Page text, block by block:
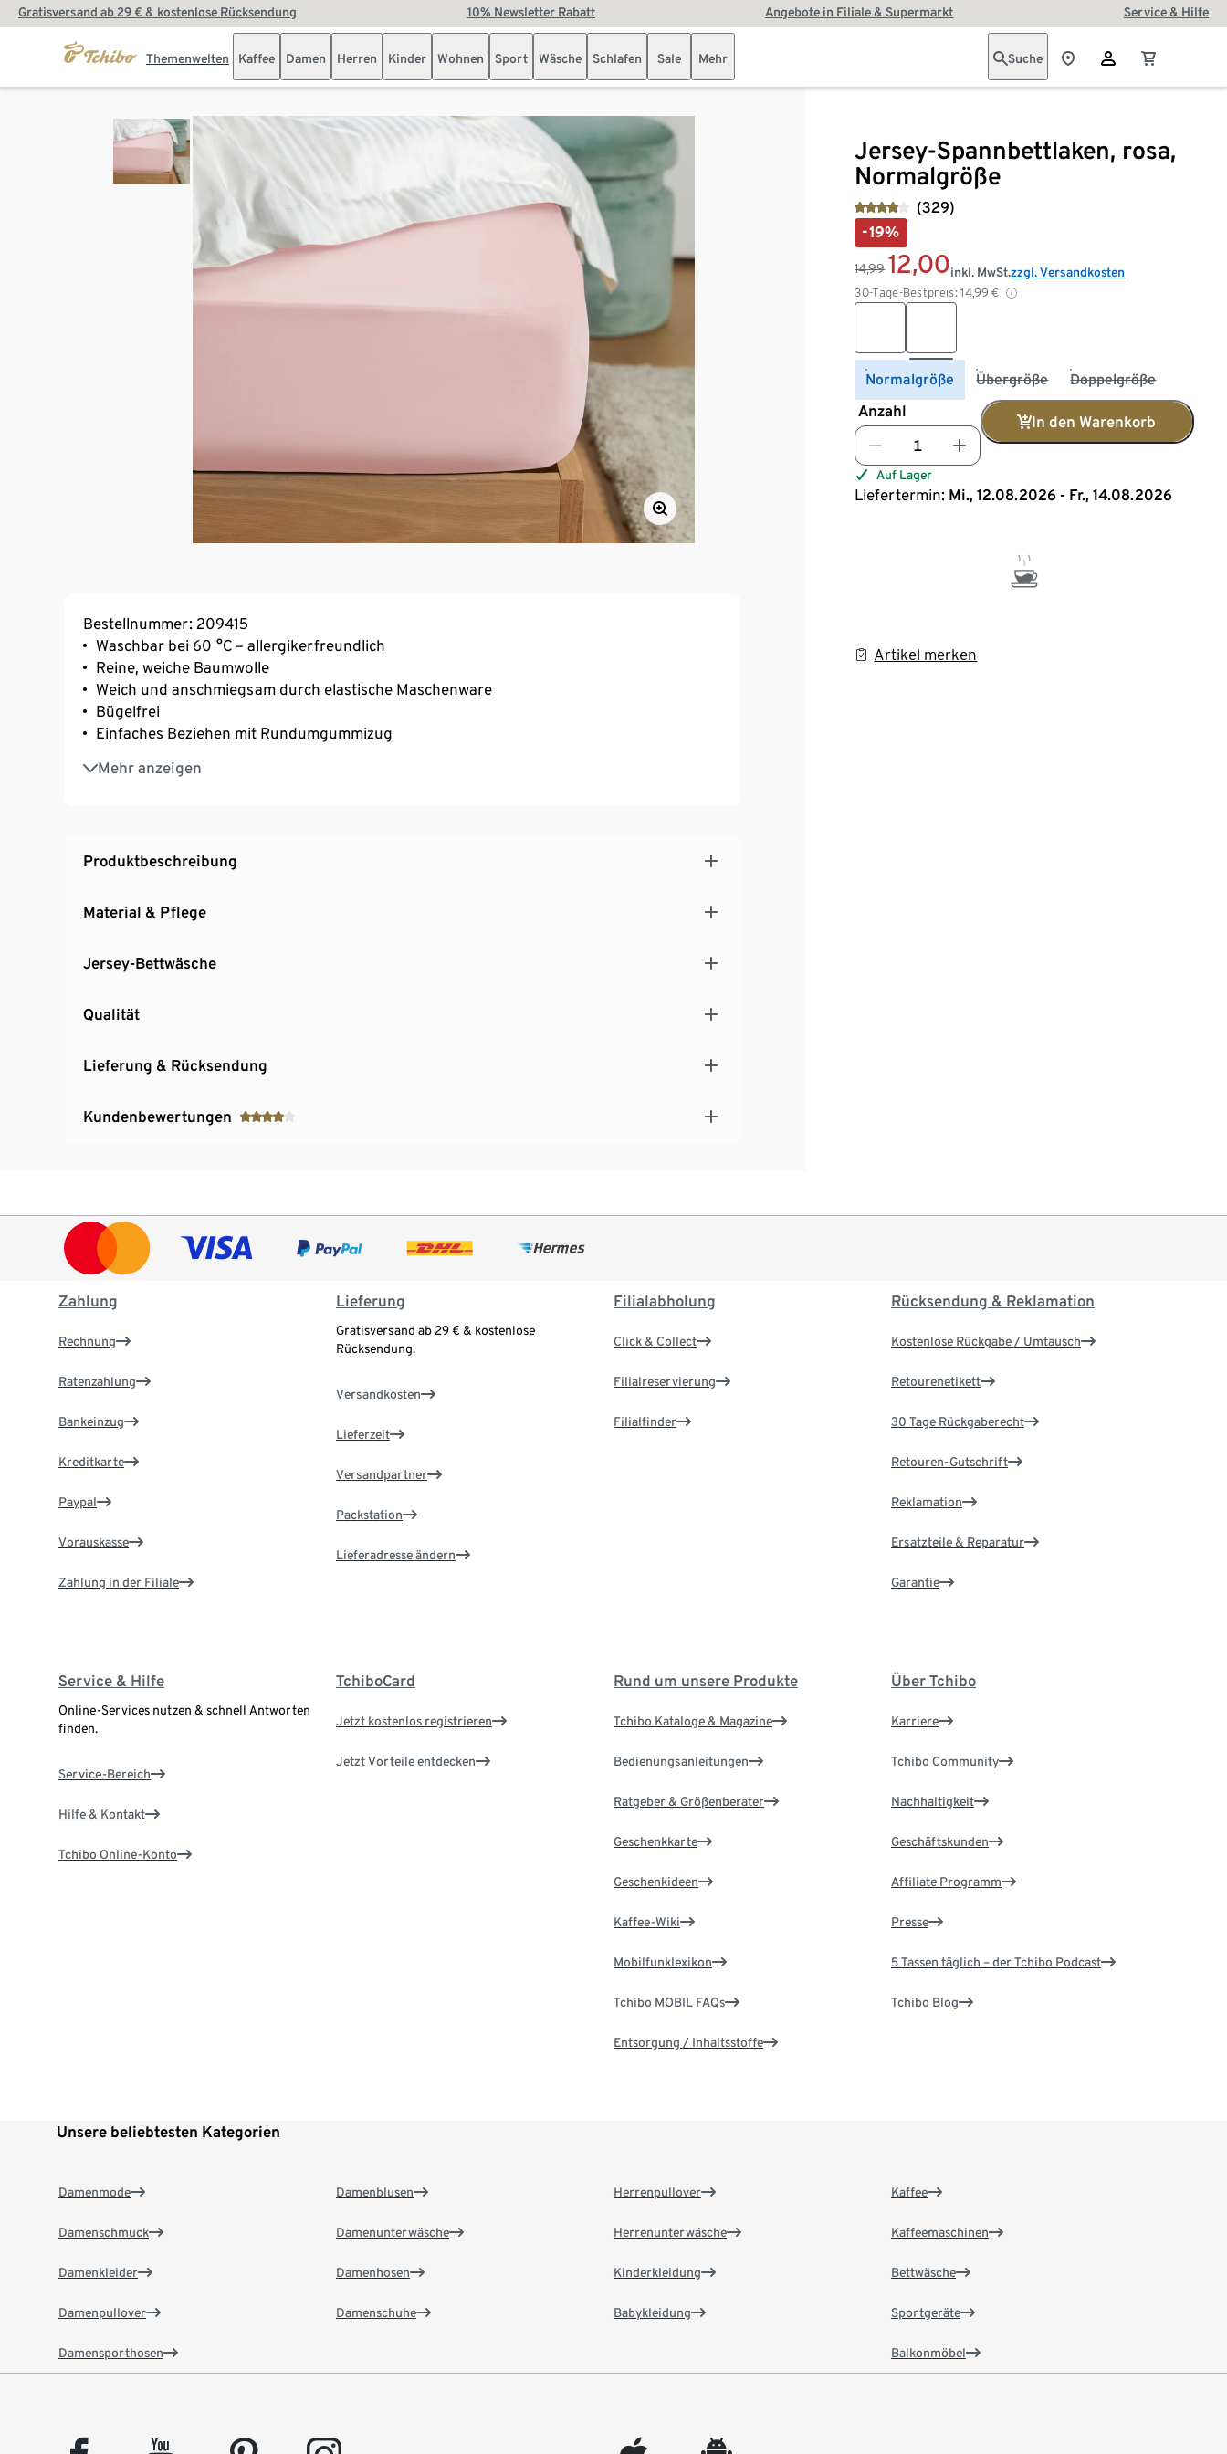
Gratisversand ab 29 € & kostenlose Rücksendung 10% Newsletter Rabatt Angebote in Filiale & Supermarkt Service & Hilfe
Themenwelten Kaffee Damen Herren Kinder Wohnen Sport Wäsche Schlafen Sale Mehr Suche
Jersey-Spannbettlaken, rosa,
Normalgröße
(329)
-19%
14,99 12,00
30-Tage-Bestpreis: 14,99 €
inkl. MwSt.zzgl. Versandkosten
Normalgröße Übergröße Doppelgröße
Anzahl
In den Warenkorb
Auf Lager
Liefertermin: Mi., 12.08.2026 - Fr., 14.08.2026
Artikel merken
Bestellnummer: 209415
Waschbar bei 60 °C – allergikerfreundlich
Reine, weiche Baumwolle
Weich und anschmiegsam durch elastische Maschenware
Bügelfrei
Einfaches Beziehen mit Rundumgummizug
Mehr anzeigen
Geeignet für Matratzen mit einer Höhe von bis zu 20 cm
Produktbeschreibung
Material & Pflege
Jersey-Bettwäsche
Qualität
Lieferung & Rücksendung
Kundenbewertungen
Zahlung
Rechnung
Ratenzahlung
Bankeinzug
Kreditkarte
Paypal
Vorauskasse
Zahlung in der Filiale
Lieferung
Gratisversand ab 29 € & kostenlose
Rücksendung.
Versandkosten
Lieferzeit
Versandpartner
Packstation
Lieferadresse ändern
Filialabholung
Click & Collect
Filialreservierung
Filialfinder
Rücksendung & Reklamation
Kostenlose Rückgabe / Umtausch
Retourenetikett
30 Tage Rückgaberecht
Retouren-Gutschrift
Reklamation
Ersatzteile & Reparatur
Garantie
Service & Hilfe
Online-Services nutzen & schnell Antworten
finden.
Service-Bereich
Hilfe & Kontakt
Tchibo Online-Konto
TchiboCard
Jetzt kostenlos registrieren
Jetzt Vorteile entdecken
Rund um unsere Produkte
Tchibo Kataloge & Magazine
Bedienungsanleitungen
Ratgeber & Größenberater
Geschenkkarte
Geschenkideen
Kaffee-Wiki
Mobilfunklexikon
Tchibo MOBIL FAQs
Entsorgung / Inhaltsstoffe
Über Tchibo
Karriere
Tchibo Community
Nachhaltigkeit
Geschäftskunden
Affiliate Programm
Presse
5 Tassen täglich – der Tchibo Podcast
Tchibo Blog
Unsere beliebtesten Kategorien
Damenmode
Damenschmuck
Damenkleider
Damenpullover
Damensporthosen
Damenblusen
Damenunterwäsche
Damenhosen
Damenschuhe
Herrenpullover
Herrenunterwäsche
Kinderkleidung
Babykleidung
Kaffee
Kaffeemaschinen
Bettwäsche
Sportgeräte
Balkonmöbel